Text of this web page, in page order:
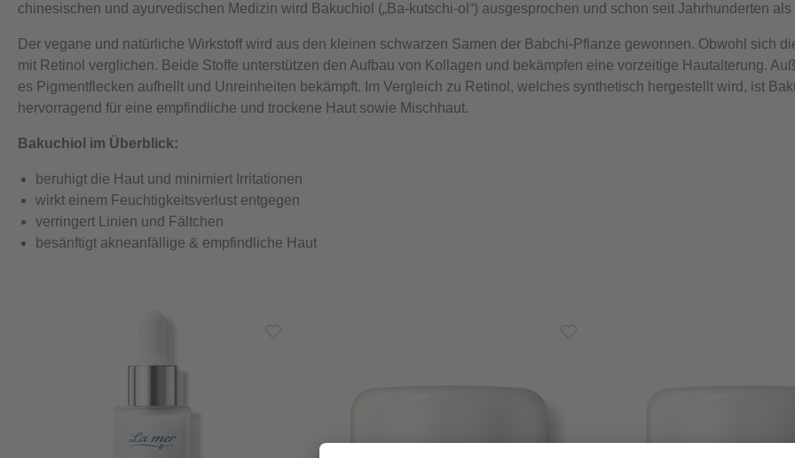
chinesischen und ayurvedischen Medizin wird Bakuchiol („Ba-kutschi-ol“) ausgesprochen und schon seit Jahrhunderten
Der vegane und natürliche Wirkstoff wird aus den kleinen schwarzen Samen der Babchi-Pflanze gewonnen. Obwohl sich
mit Retinol verglichen. Beide Stoffe unterstützen den Aufbau von Kollagen und bekämpfen eine vorzeitige Hautalterung.
es Pigmentflecken aufhellt und Unreinheiten bekämpft. Im Vergleich zu Retinol, welches synthetisch hergestellt wird, ist
hervorragend für eine empfindliche und trockene Haut sowie Mischhaut.
Bakuchiol im Überblick:
beruhigt die Haut und minimiert Irritationen
wirkt einem Feuchtigkeitsverlust entgegen
verringert Linien und Fältchen
besänftigt akneanfällige & empfindliche Haut